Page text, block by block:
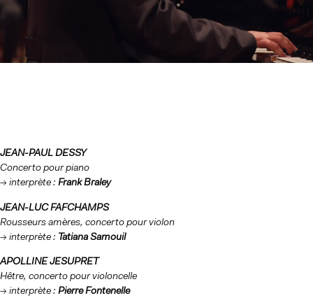
JEAN-PAUL DESSY
Concerto pour piano
→ interprète : Frank Braley
JEAN-LUC FAFCHAMPS
Rousseurs amères, concerto pour violon
→ interprète : Tatiana Samouil
APOLLINE JESUPRET
Hêtre, concerto pour violoncelle
→ interprète : Pierre Fontenelle